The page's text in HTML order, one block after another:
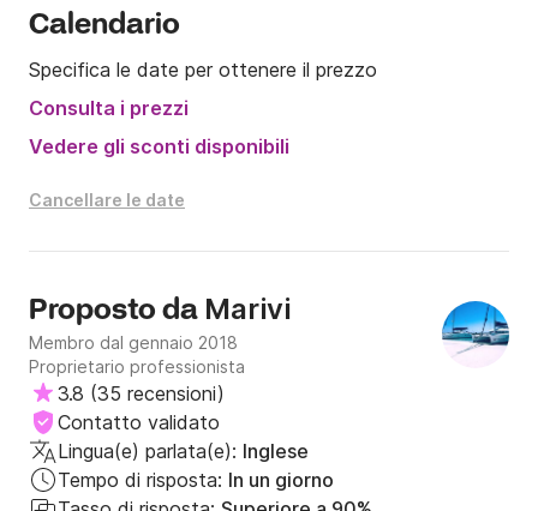
Calendario
Specifica le date per ottenere il prezzo
Consulta i prezzi
Vedere gli sconti disponibili
Cancellare le date
Proposto da Marivi
Membro dal gennaio 2018
Proprietario professionista
3.8 (35 recensioni)
Contatto validato
Lingua(e) parlata(e): Inglese
Tempo di risposta: In un giorno